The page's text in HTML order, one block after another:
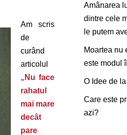
Am scris
de
curând
articolul
„Nu face
rahatul
mai mare
decât
pare
Amânarea
dintre cele
le putem
Moartea nu
este modul
O Idee de
Care este
azi?